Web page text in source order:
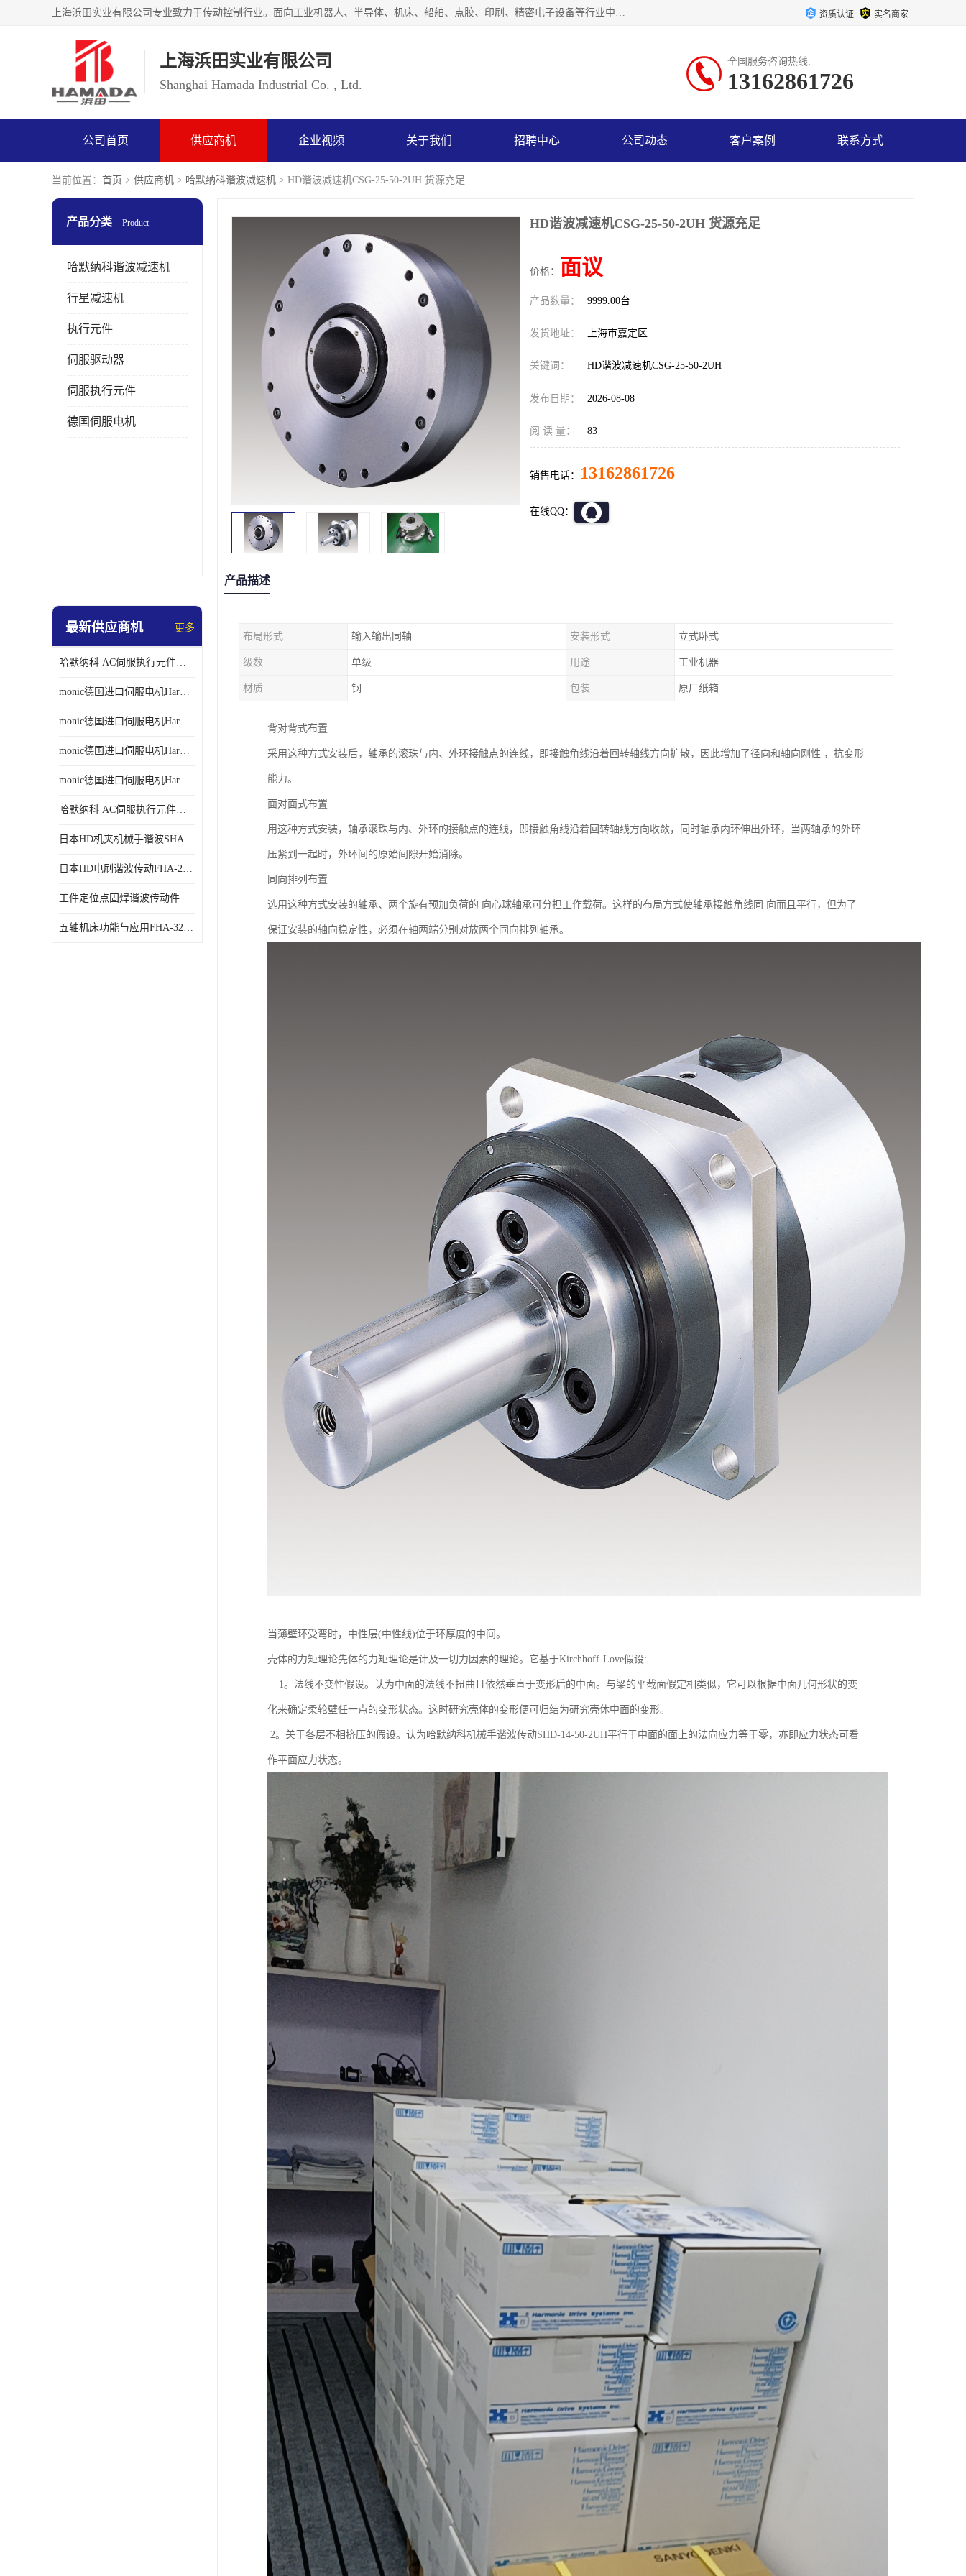
上海浜田实业有限公司专业致力于传动控制行业。面向工业机器人、半导体、机床、船舶、点胶、印刷、精密电子设备等行业中的运动控制技术。为日本哈默纳科（HarmonicDrive简称HD）中国地区定代理商，其生产的HarmonicDrive谐波减速机，具有轻量、小型、传动效率高、减速范围广、精度高等特点，被广泛应用于各种传动系统中。完善的技术，完善的售后，让您的选择无后顾之忧，欢迎您的来电洽谈！ 资质认证 实名商家
上海浜田实业有限公司
Shanghai Hamada Industrial Co. , Ltd.
全国服务咨询热线:
13162861726
公司首页 供应商机 企业视频 关于我们 招聘中心 公司动态 客户案例 联系方式
当前位置： 首页 > 供应商机 > 哈默纳科谐波减速机 > HD谐波减速机CSG-25-50-2UH 货源充足
产品分类 Product
哈默纳科谐波减速机
行星减速机
执行元件
伺服驱动器
伺服执行元件
德国伺服电机
最新供应商机 更多
哈默纳科 AC伺服执行元件扁平型SHA系列 议价
monic德国进口伺服电机Har中国总代理单价
monic德国进口伺服电机Har中国总代理代理
monic德国进口伺服电机Har中国总代理公司
monic德国进口伺服电机Har中国总代理供应
哈默纳科 AC伺服执行元件扁平型SHA系列
日本HD机夹机械手谐波SHA32A120CG-B12B
日本HD电刷谐波传动FHA-25C-50-E250-C
工件定位点固焊谐波传动件哈默纳科CSF-45-100-2UH
五轴机床功能与应用FHA-32C-50-US250
HD谐波减速机CSG-25-50-2UH 货源充足
价格： 面议
产品数量： 9999.00台
发货地址： 上海市嘉定区
关键词： HD谐波减速机CSG-25-50-2UH
发布日期： 2026-08-08
阅 读 量： 83
销售电话： 13162861726
在线QQ：
产品描述
布局形式 输入输出同轴 安装形式 立式卧式
级数 单级 用途 工业机器
材质 钢 包装 原厂纸箱
背对背式布置
采用这种方式安装后，轴承的滚珠与内、外环接触点的连线，即接触角线沿着回转轴线方向扩散，因此增加了径向和轴向刚性 ，抗变形
能力。
面对面式布置
用这种方式安装，轴承滚珠与内、外环的接触点的连线，即接触角线沿着回转轴线方向收敛，同时轴承内环伸出外环，当两轴承的外环
压紧到一起时，外环间的原始间隙开始消除。
同向排列布置
选用这种方式安装的轴承、两个旋有预加负荷的 向心球轴承可分担工作载荷。这样的布局方式使轴承接触角线同 向而且平行，但为了
保证安装的轴向稳定性，必须在轴两端分别对放两个同向排列轴承。
当薄壁环受弯时，中性层(中性线)位于环厚度的中间。
壳体的力矩理论先体的力矩理论是计及一切力因素的理论。它基于Kirchhoff-Love假设:
1。法线不变性假设。认为中面的法线不扭曲且依然垂直于变形后的中面。与梁的平截面假定相类似，它可以根据中面几何形状的变
化来确定柔轮壁任一点的变形状态。这时研究壳体的变形便可归结为研究壳休中面的变形。
2。关于各层不相挤压的假设。认为哈默纳科机械手谐波传动SHD-14-50-2UH平行于中面的面上的法向应力等于零，亦即应力状态可看
作平面应力状态。